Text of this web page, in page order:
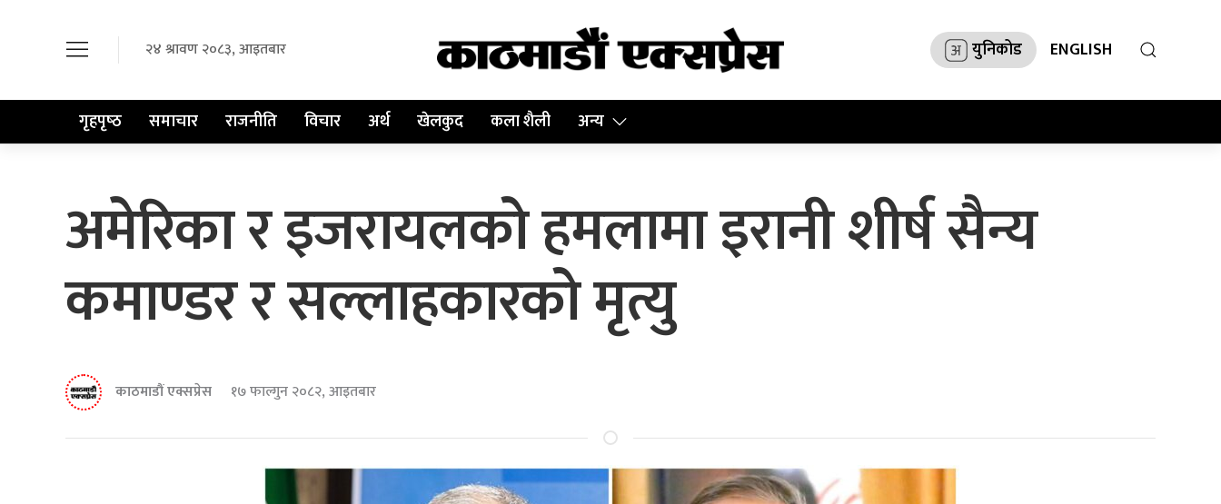
२४ श्रावण २०८३, आइतबार युनिकोड ENGLISH
गृहपृष्‍ठ समाचार राजनीति विचार अर्थ खेलकुद कला शैली अन्य
अमेरिका र इजरायलको हमलामा इरानी शीर्ष सैन्य
कमाण्डर र सल्लाहकारको मृत्यु
काठमाडौं एक्सप्रेस १७ फाल्गुन २०८२, आइतबार